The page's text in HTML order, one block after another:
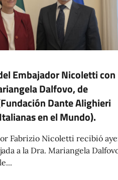
Embajador Nicoletti con
Dalfovo, de
Dante Alighieri
en el Mundo).
Fabrizio Nicoletti recibió
a la Dra. Mariangela